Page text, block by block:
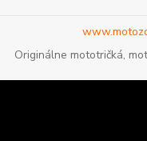
Originálne mototričká,